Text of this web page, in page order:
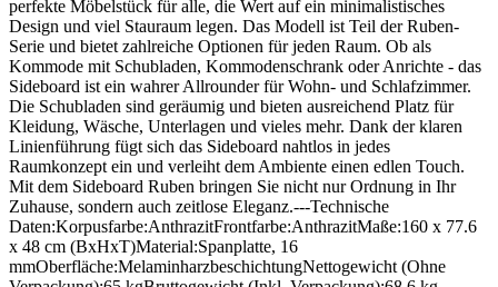
perfekte Möbelstück für alle, die Wert auf ein minimalistisches
Design und viel Stauraum legen. Das Modell ist Teil der Ruben-
Serie und bietet zahlreiche Optionen für jeden Raum. Ob als
Kommode mit Schubladen, Kommodenschrank oder Anrichte - das
Sideboard ist ein wahrer Allrounder für Wohn- und Schlafzimmer.
Die Schubladen sind geräumig und bieten ausreichend Platz für
Kleidung, Wäsche, Unterlagen und vieles mehr. Dank der klaren
Linienführung fügt sich das Sideboard nahtlos in jedes
Raumkonzept ein und verleiht dem Ambiente einen edlen Touch.
Mit dem Sideboard Ruben bringen Sie nicht nur Ordnung in Ihr
Zuhause, sondern auch zeitlose Eleganz.---Technische
Daten:Korpusfarbe:AnthrazitFrontfarbe:AnthrazitMaße:160 x 77.6
x 48 cm (BxHxT)Material:Spanplatte, 16
mmOberfläche:MelaminharzbeschichtungNettogewicht (Ohne